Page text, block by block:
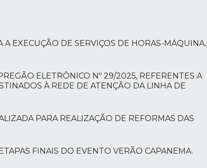
EXECUÇÃO DE SERVIÇOS DE HORAS-MÁQUINA,
ELETRÔNICO Nº 29/2025, REFERENTES A
À REDE DE ATENÇÃO DA LINHA DE
PARA REALIZAÇÃO DE REFORMAS DAS
FINAIS DO EVENTO VERÃO CAPANEMA.